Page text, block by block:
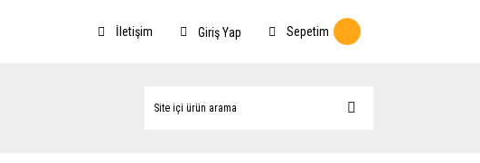
İletişim Giriş Yap Sepetim